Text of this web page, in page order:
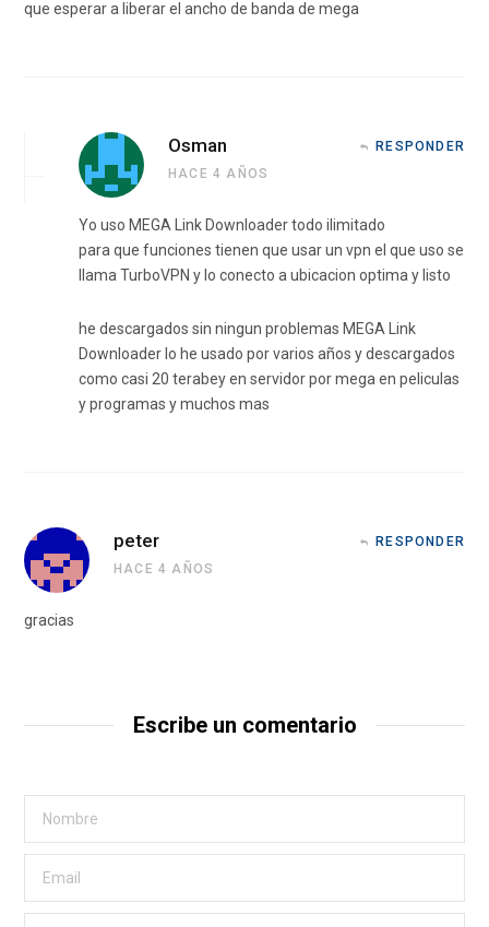
que esperar a liberar el ancho de banda de mega
Osman
HACE 4 AÑOS
RESPONDER
Yo uso MEGA Link Downloader todo ilimitado
para que funciones tienen que usar un vpn el que uso se
llama TurboVPN y lo conecto a ubicacion optima y listo
he descargados sin ningun problemas MEGA Link
Downloader lo he usado por varios años y descargados
como casi 20 terabey en servidor por mega en peliculas
y programas y muchos mas
peter
HACE 4 AÑOS
RESPONDER
gracias
Escribe un comentario